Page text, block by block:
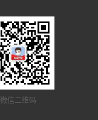
微信二维码